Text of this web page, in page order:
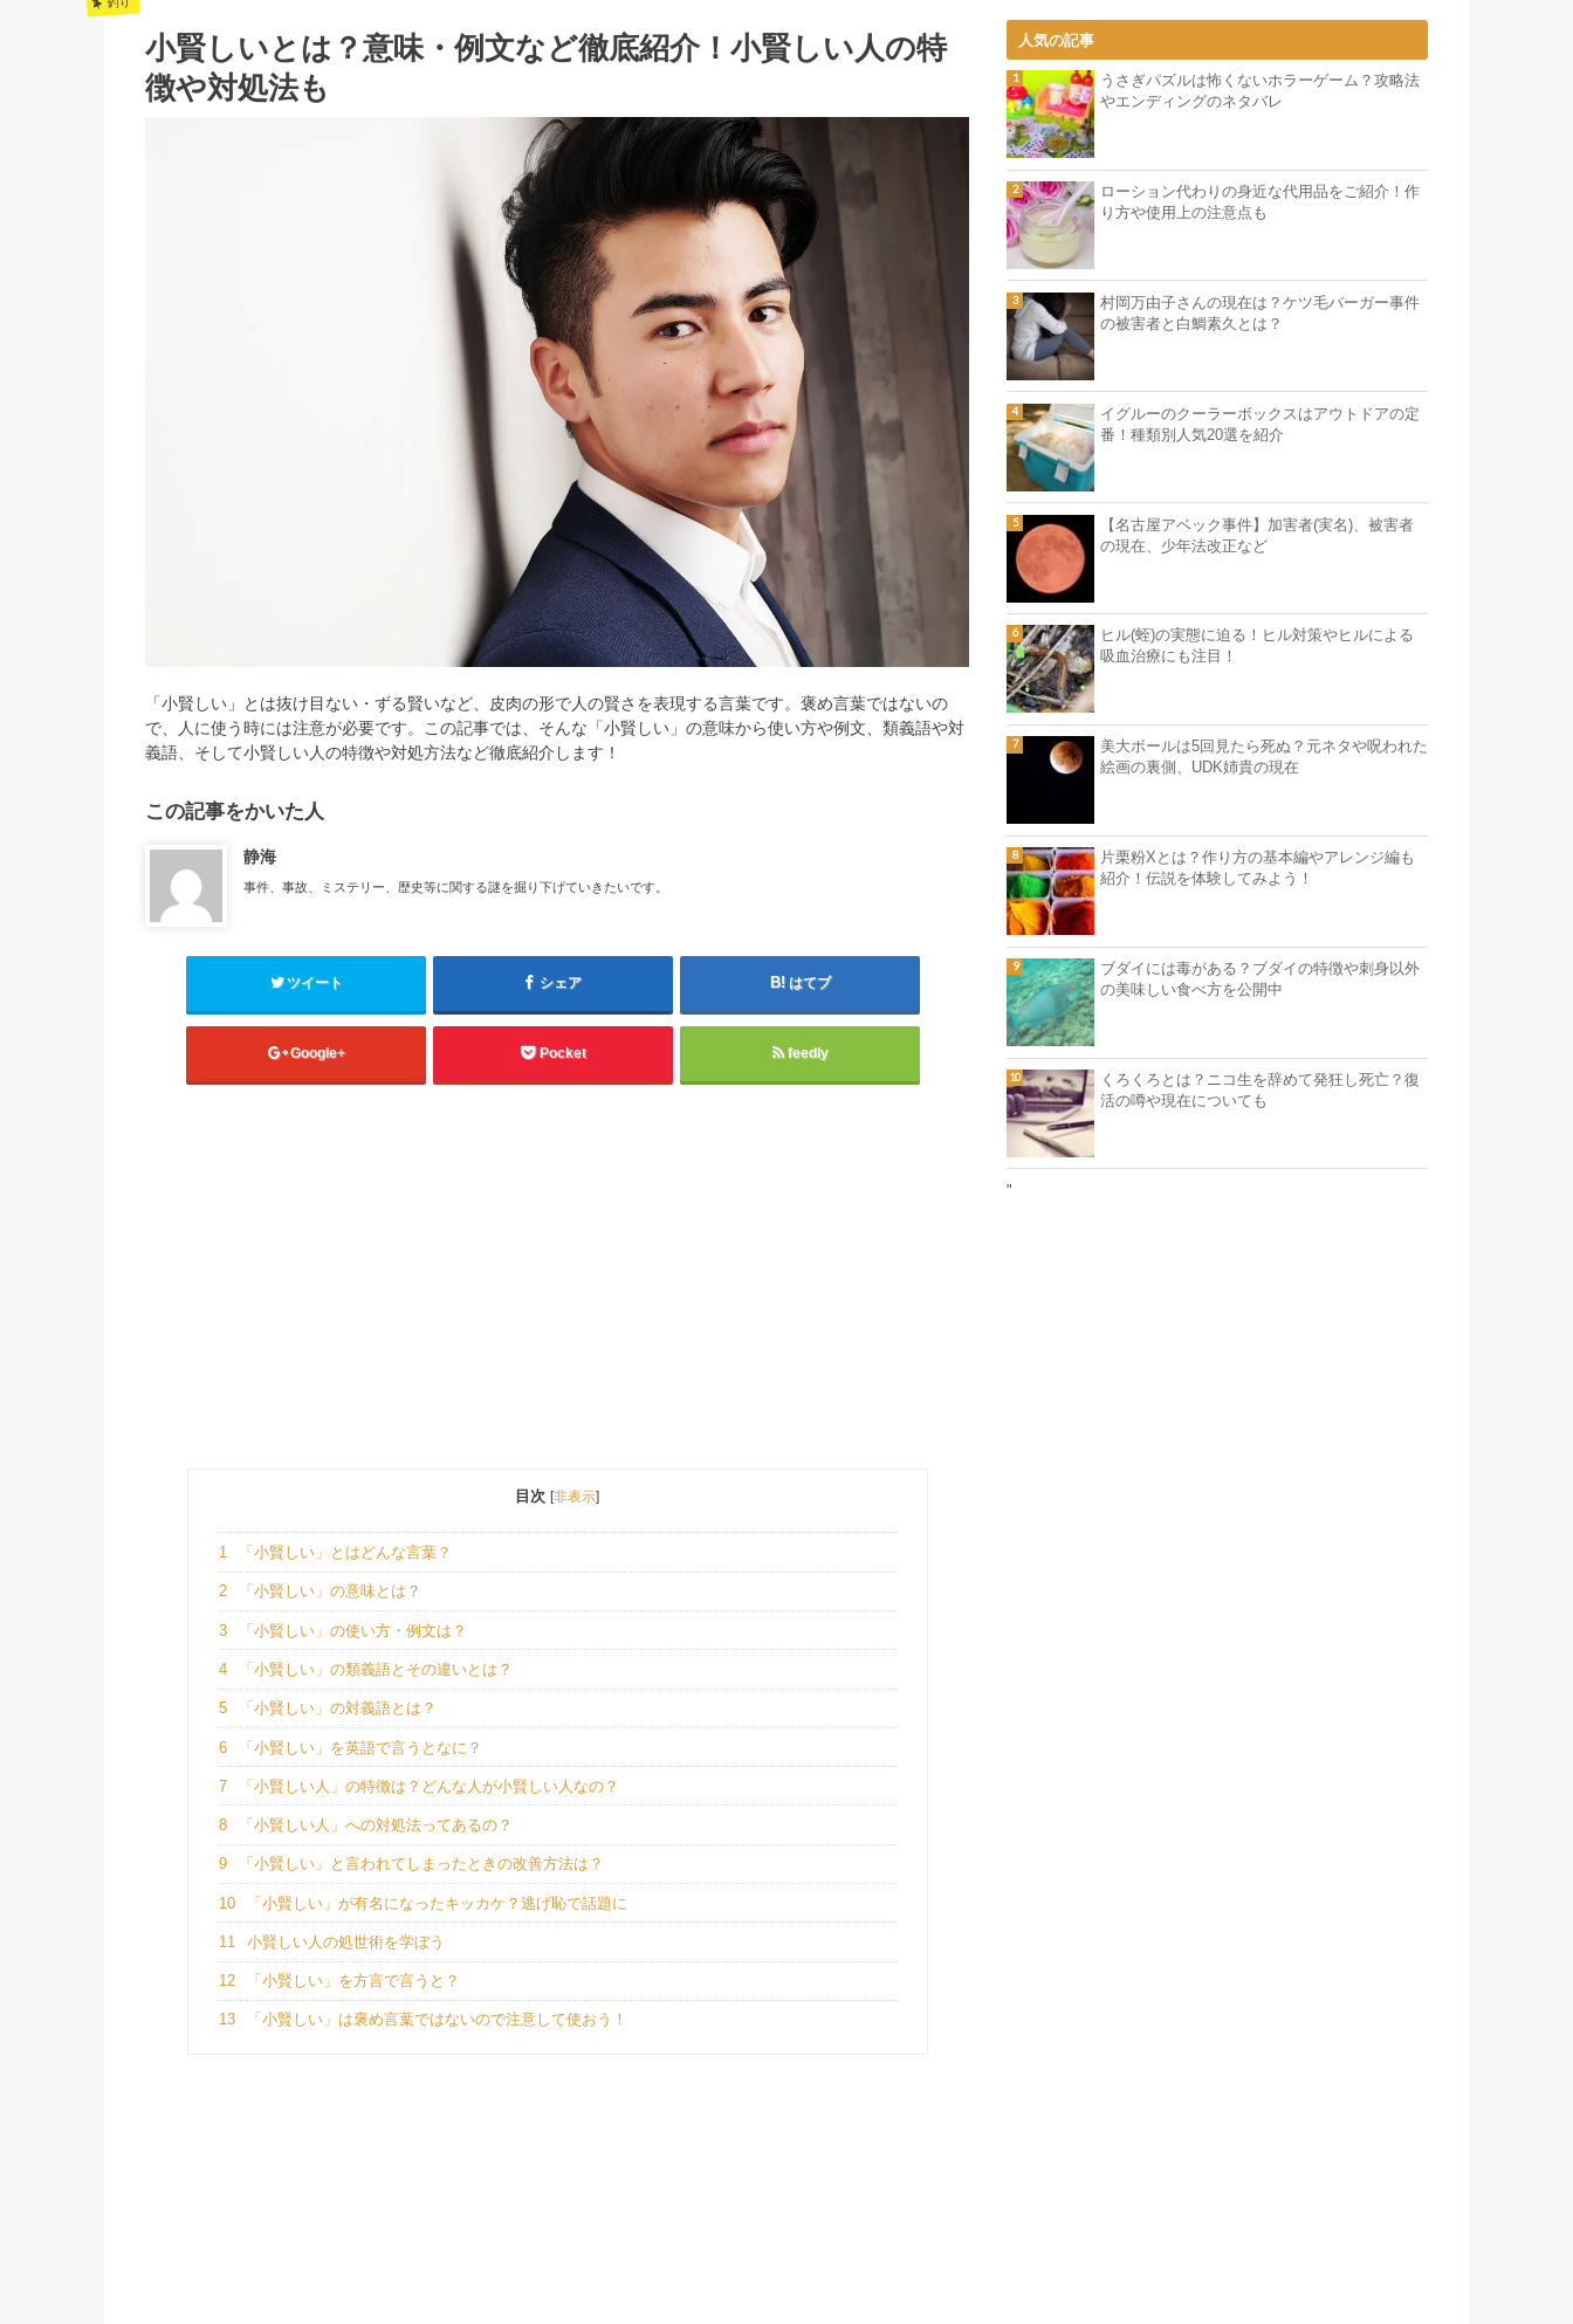
小賢しいとは？意味・例文など徹底紹介！小賢しい人の特
徴や対処法も
「小賢しい」とは抜け目ない・ずる賢いなど、皮肉の形で人の賢さを表現する言葉です。褒め言葉ではないの
で、人に使う時には注意が必要です。この記事では、そんな「小賢しい」の意味から使い方や例文、類義語や対
義語、そして小賢しい人の特徴や対処方法など徹底紹介します！
この記事をかいた人
静海
事件、事故、ミステリー、歴史等に関する謎を掘り下げていきたいです。
ツイート シェア はてブ
Google+ Pocket feedly
目次 [非表示]
1 「小賢しい」とはどんな言葉？
2 「小賢しい」の意味とは？
3 「小賢しい」の使い方・例文は？
4 「小賢しい」の類義語とその違いとは？
5 「小賢しい」の対義語とは？
6 「小賢しい」を英語で言うとなに？
7 「小賢しい人」の特徴は？どんな人が小賢しい人なの？
8 「小賢しい人」への対処法ってあるの？
9 「小賢しい」と言われてしまったときの改善方法は？
10 「小賢しい」が有名になったキッカケ？逃げ恥で話題に
11 小賢しい人の処世術を学ぼう
12 「小賢しい」を方言で言うと？
13 「小賢しい」は褒め言葉ではないので注意して使おう！
人気の記事
うさぎパズルは怖くないホラーゲーム？攻略法
やエンディングのネタバレ
ローション代わりの身近な代用品をご紹介！作
り方や使用上の注意点も
村岡万由子さんの現在は？ケツ毛バーガー事件
の被害者と白鯛素久とは？
イグルーのクーラーボックスはアウトドアの定
番！種類別人気20選を紹介
【名古屋アベック事件】加害者(実名)、被害者
の現在、少年法改正など
ヒル(蛭)の実態に迫る！ヒル対策やヒルによる
吸血治療にも注目！
美大ボールは5回見たら死ぬ？元ネタや呪われた
絵画の裏側、UDK姉貴の現在
片栗粉Xとは？作り方の基本編やアレンジ編も
紹介！伝説を体験してみよう！
ブダイには毒がある？ブダイの特徴や刺身以外
の美味しい食べ方を公開中
くろくろとは？ニコ生を辞めて発狂し死亡？復
活の噂や現在についても
"